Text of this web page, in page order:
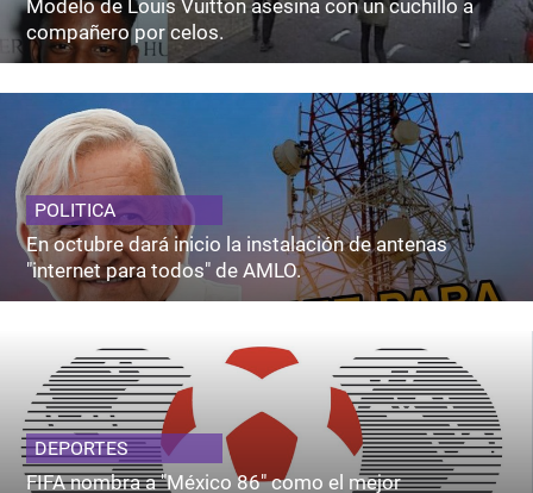
Modelo de Louis Vuitton asesina con un cuchillo a
compañero por celos.
POLITICA
En octubre dará inicio la instalación de antenas
"internet para todos" de AMLO.
DEPORTES
FIFA nombra a "México 86" como el mejor